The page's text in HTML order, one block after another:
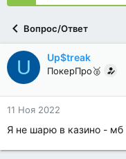
Вопрос/Ответ
U Up$treak
ПокерПро🥈
11 Ноя 2022
Я не шарю в казино - мб